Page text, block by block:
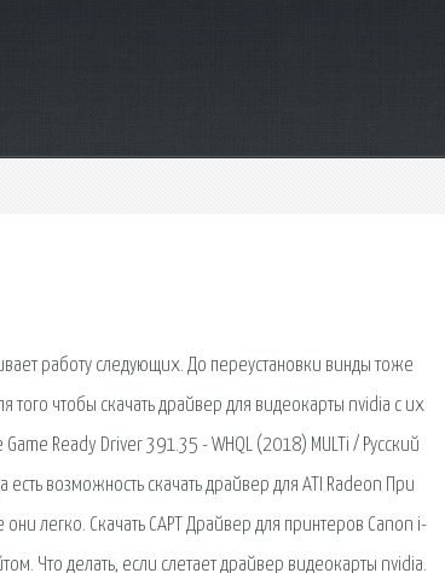
работу следующих. До переустановки винды тоже
чтобы скачать драйвер для видеокарты nvidia с их
Ready Driver 391.35 - WHQL (2018) MULTi / Русский
есть возможность скачать драйвер для ATI Radeon При
легко. Скачать CAPT Драйвер для принтеров Canon i-
Что делать, если слетает драйвер видеокарты nvidia.